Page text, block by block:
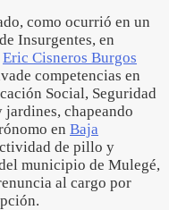
como ocurrió en un
Insurgentes, en
Eric Cisneros Burgos
competencias en
Social, Seguridad
jardines, chapeando
en Baja
de pillo y
municipio de Mulegé,
al cargo por